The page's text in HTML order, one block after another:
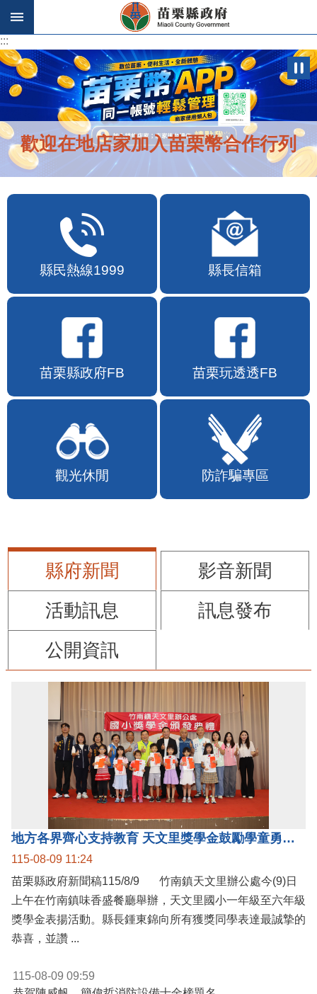
跳到主要內容區塊
:::
:::
歡迎在地店家加入苗栗幣合作行列
縣民熱線1999 縣長信箱
苗栗縣政府FB 苗栗玩透透FB
觀光休閒 防詐騙專區
縣府新聞
影音新聞
活動訊息
訊息發布
公開資訊
地方各界齊心支持教育 天文里獎學金鼓勵學童勇敢追夢
115-08-09 11:24
苗栗縣政府新聞稿115/8/9 竹南鎮天文里辦公處今(9)日
上午在竹南鎮味香盛餐廳舉辦，天文里國小一年級至六年級
獎學金表揚活動。縣長鍾東錦向所有獲獎同學表達最誠摯的
恭喜，並讚 ...
115-08-09 09:59